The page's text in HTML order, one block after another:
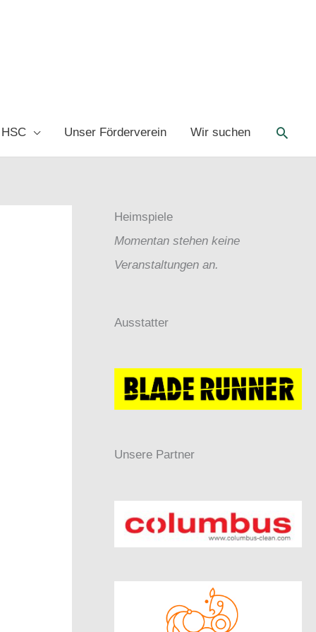
Unser Förderverein Wir suchen
Heimspiele
Momentan stehen keine
Veranstaltungen an.
Ausstatter
Unsere Partner